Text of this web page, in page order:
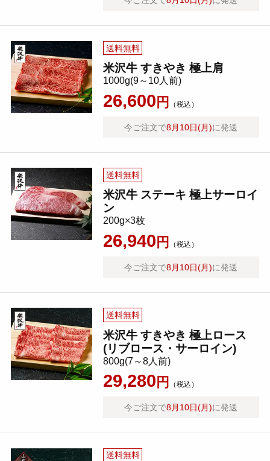
送料無料
米沢牛 すきやき 極上肩
1000g(9～10人前)
26,600 円 （税込）
今ご注文で8月10日(月)に発送
送料無料
米沢牛 ステーキ 極上サーロイ
ン
200g×3枚
26,940 円 （税込）
今ご注文で8月10日(月)に発送
送料無料
米沢牛 すきやき 極上ロース
(リブロース・サーロイン)
800g(7～8人前)
29,280 円 （税込）
今ご注文で8月10日(月)に発送
送料無料